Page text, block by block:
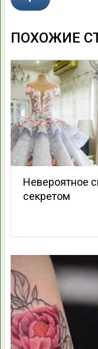
ПОХОЖИЕ
Невероятное
секретом